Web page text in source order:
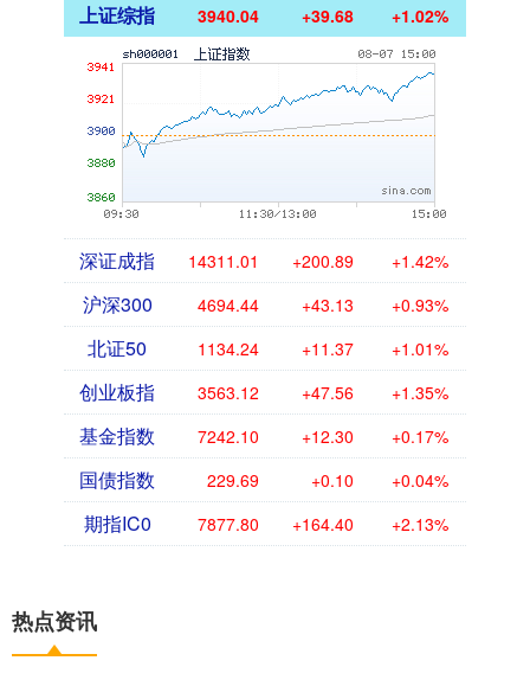
上证综指 3940.04 +39.68 +1.02%
深证成指 14311.01 +200.89 +1.42%
沪深300 4694.44 +43.13 +0.93%
北证50 1134.24 +11.37 +1.01%
创业板指 3563.12 +47.56 +1.35%
基金指数 7242.10 +12.30 +0.17%
国债指数 229.69 +0.10 +0.04%
期指IC0 7877.80 +164.40 +2.13%
热点资讯